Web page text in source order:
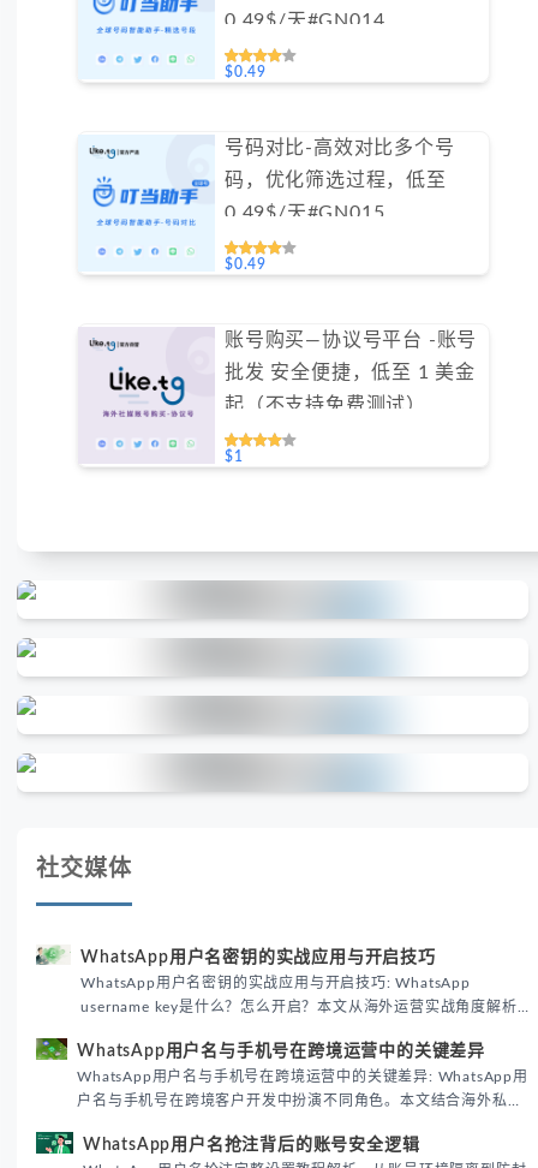
0.49$/天#GN014
$0.49
号码对比-高效对比多个号
码，优化筛选过程，低至
0.49$/天#GN015
$0.49
账号购买—协议号平台 -账号
批发 安全便捷，低至 1 美金
起（不支持免费测试）
#GN004
$1
社交媒体
WhatsApp用户名密钥的实战应用与开启技巧
WhatsApp用户名密钥的实战应用与开启技巧: WhatsApp
username key是什么？怎么开启？本文从海外运营实战角度解析
境团队高效触达目标客户。
WhatsApp用户名与手机号在跨境运营中的关键差异
WhatsApp用户名与手机号在跨境运营中的关键差异: WhatsApp用
户名与手机号在跨境客户开发中扮演不同角色。本文结合海外私域
际差异，帮助团队优化WhatsApp营销策略。
WhatsApp用户名抢注背后的账号安全逻辑